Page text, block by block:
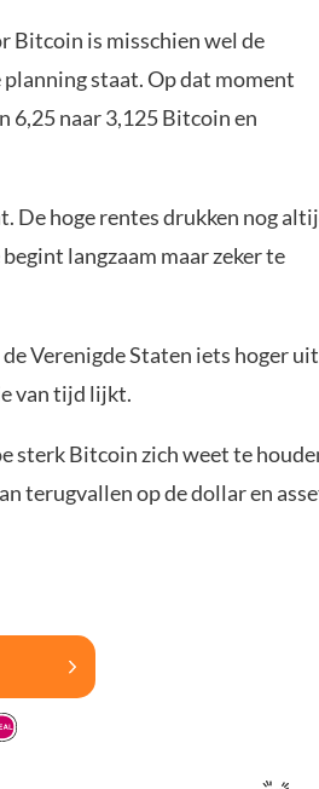
Bitcoin is misschien wel de
staat. Op dat moment
6,25 naar 3,125 Bitcoin en
De hoge rentes drukken nog
langzaam maar zeker te
Verenigde Staten iets hoger uit
van tijd lijkt.
sterk Bitcoin zich weet te
terugvallen op de dollar en